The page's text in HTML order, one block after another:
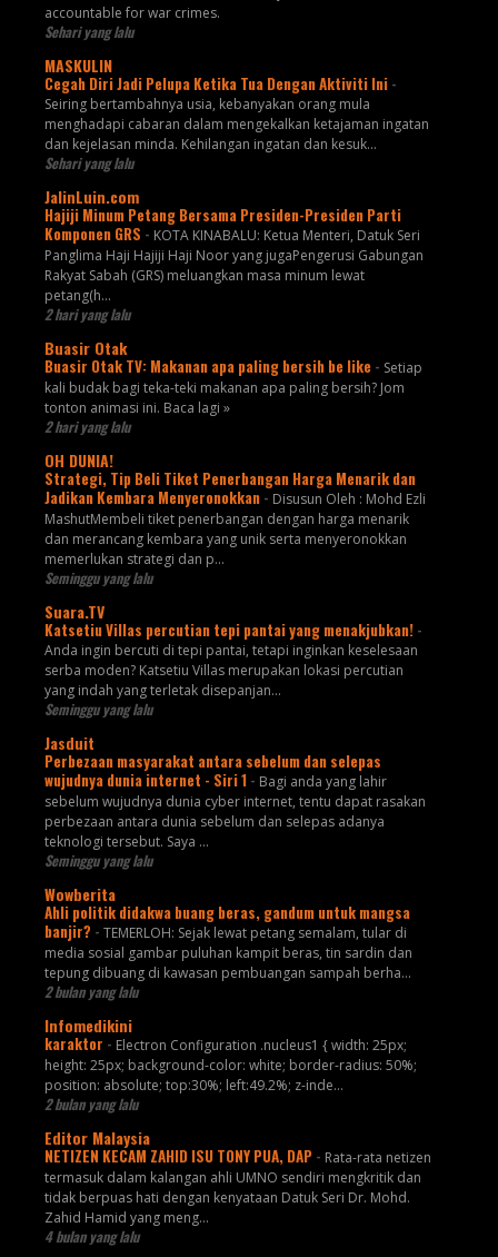
accountable for war crimes.
Sehari yang lalu
MASKULIN
Cegah Diri Jadi Pelupa Ketika Tua Dengan Aktiviti Ini -
Seiring bertambahnya usia, kebanyakan orang mula
menghadapi cabaran dalam mengekalkan ketajaman ingatan
dan kejelasan minda. Kehilangan ingatan dan kesuk...
Sehari yang lalu
JalinLuin.com
Hajiji Minum Petang Bersama Presiden-Presiden Parti
Komponen GRS - KOTA KINABALU: Ketua Menteri, Datuk Seri
Panglima Haji Hajiji Haji Noor yang jugaPengerusi Gabungan
Rakyat Sabah (GRS) meluangkan masa minum lewat
petang(h...
2 hari yang lalu
Buasir Otak
Buasir Otak TV: Makanan apa paling bersih be like - Setiap
kali budak bagi teka-teki makanan apa paling bersih? Jom
tonton animasi ini. Baca lagi »
2 hari yang lalu
OH DUNIA!
Strategi, Tip Beli Tiket Penerbangan Harga Menarik dan
Jadikan Kembara Menyeronokkan - Disusun Oleh : Mohd Ezli
MashutMembeli tiket penerbangan dengan harga menarik
dan merancang kembara yang unik serta menyeronokkan
memerlukan strategi dan p...
Seminggu yang lalu
Suara.TV
Katsetiu Villas percutian tepi pantai yang menakjubkan! -
Anda ingin bercuti di tepi pantai, tetapi inginkan keselesaan
serba moden? Katsetiu Villas merupakan lokasi percutian
yang indah yang terletak disepanjan...
Seminggu yang lalu
Jasduit
Perbezaan masyarakat antara sebelum dan selepas
wujudnya dunia internet - Siri 1 - Bagi anda yang lahir
sebelum wujudnya dunia cyber internet, tentu dapat rasakan
perbezaan antara dunia sebelum dan selepas adanya
teknologi tersebut. Saya ...
Seminggu yang lalu
Wowberita
Ahli politik didakwa buang beras, gandum untuk mangsa
banjir? - TEMERLOH: Sejak lewat petang semalam, tular di
media sosial gambar puluhan kampit beras, tin sardin dan
tepung dibuang di kawasan pembuangan sampah berha...
2 bulan yang lalu
Infomedikini
karaktor - Electron Configuration .nucleus1 { width: 25px;
height: 25px; background-color: white; border-radius: 50%;
position: absolute; top:30%; left:49.2%; z-inde...
2 bulan yang lalu
Editor Malaysia
NETIZEN KECAM ZAHID ISU TONY PUA, DAP - Rata-rata netizen
termasuk dalam kalangan ahli UMNO sendiri mengkritik dan
tidak berpuas hati dengan kenyataan Datuk Seri Dr. Mohd.
Zahid Hamid yang meng...
4 bulan yang lalu